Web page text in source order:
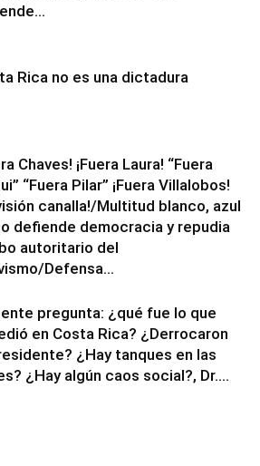
Rica no es una dictadura
Chaves! ¡Fuera Laura! “Fuera
“Fuera Pilar” ¡Fuera Villalobos!
canalla!/Multitud blanco, azul
defiende democracia y repudia
autoritario del
Defensa...
pregunta: ¿qué fue lo que
en Costa Rica? ¿Derrocaron
¿Hay tanques en las
¿Hay algún caos social?, Dr....